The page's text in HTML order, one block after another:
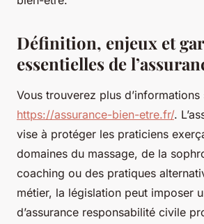
Définition, enjeux et
essentielles de
Vous trouverez plus
https://assurance-bien-etre.fr/.
vise à protéger les praticiens
domaines du massage, de la
coaching ou des pratiques
métier, la législation peut imposer
d’assurance responsabilité civile